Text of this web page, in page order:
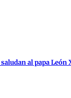
al papa León